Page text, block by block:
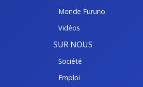
Monde Furuno
Vidéos
SUR NOUS
Société
Emploi